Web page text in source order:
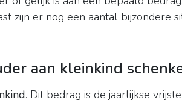
zijn er nog een aantal bijzondere
aan kleinkind
. Dit bedrag is de jaarlijkse